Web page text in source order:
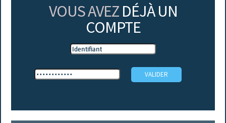
VOUS AVEZ DÉJÀ UN
COMPTE